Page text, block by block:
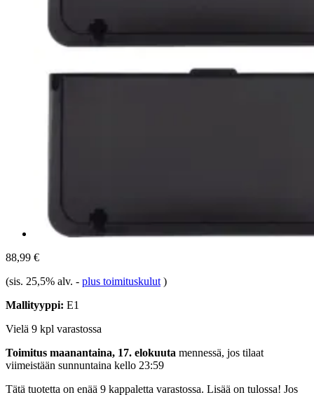
88,99 €
(sis. 25,5% alv. - plus toimituskulut )
Mallityyppi: E1
Vielä 9 kpl varastossa
Toimitus maanantaina, 17. elokuuta mennessä, jos tilaat
viimeistään sunnuntaina kello 23:59
Tätä tuotetta on enää 9 kappaletta varastossa. Lisää on tulossa! Jos